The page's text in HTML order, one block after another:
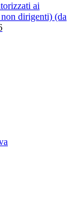
ai
dirigenti) (da